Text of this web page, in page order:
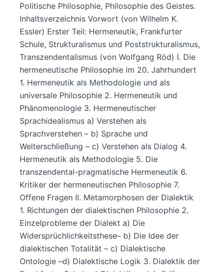
Politische Philosophie, Philosophie des Geistes.
Inhaltsverzeichnis Vorwort (von Wilhelm K.
Essler) Erster Teil: Hermeneutik, Frankfurter
Schule, Strukturalismus und Poststrukturalismus,
Transzendentalismus (von Wolfgang Röd) I. Die
hermeneutische Philosophie im 20. Jahrhundert
1. Hermeneutik als Methodologie und als
universale Philosophie 2. Hermeneutik und
Phänomenologie 3. Hermeneutischer
Sprachidealismus a) Verstehen als
Sprachverstehen – b) Sprache und
Welterschließung – c) Verstehen als Dialog 4.
Hermeneutik als Methodologie 5. Die
transzendental-pragmatische Hermeneutik 6.
Kritiker der hermeneutischen Philosophie 7.
Offene Fragen II. Metamorphosen der Dialektik
1. Richtungen der dialektischen Philosophie 2.
Einzelprobleme der Dialekt a) Die
Widersprüchlichkeitsthese– b) Die Idee der
dialektischen Totalität – c) Dialektische
Ontologie –d) Dialektische Logik 3. Dialektik der